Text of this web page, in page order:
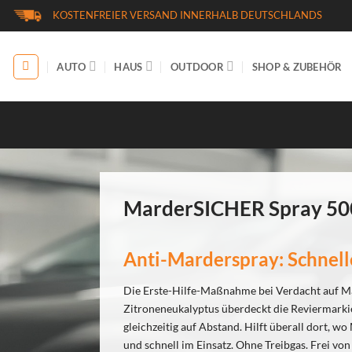
Zum
Inhalt
KOSTENFREIER VERSAND INNERHALB DEUTSCHLANDS
AUTO HAUS OUTDOOR SHOP & ZUBEHÖR
MarderSICHER Spray
Anti-Marderspray:
Die Erste-Hilfe-Maßnahme bei Verdacht auf
Zitroneneukalyptus überdeckt die
gleichzeitig auf Abstand. Hilft überall dort,
und schnell im Einsatz. Ohne Treibgas. Frei